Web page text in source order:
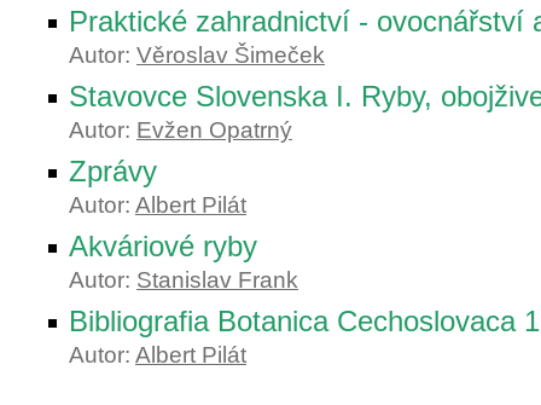
Praktické zahradnictví - ovocnářství
Autor: Věroslav Šimeček
Stavovce Slovenska I. Ryby,
Autor: Evžen Opatrný
Zprávy
Autor: Albert Pilát
Akváriové ryby
Autor: Stanislav Frank
Bibliografia Botanica Cechoslovaca
Autor: Albert Pilát